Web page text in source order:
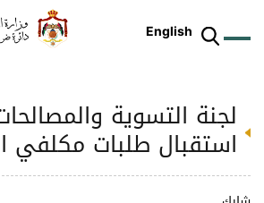
English
لجنة التسوية
استقبال طلبات مكلفي